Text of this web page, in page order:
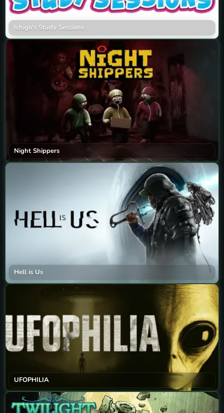
Ichigo's Study Sessions
Night Shippers
Hell is Us
UFOPHILIA